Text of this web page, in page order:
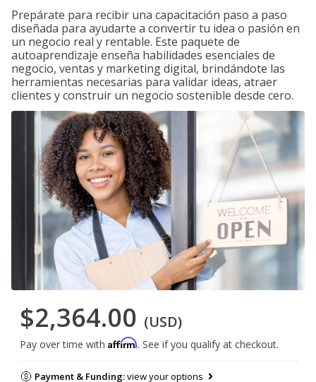
Prepárate para recibir una capacitación paso a paso
diseñada para ayudarte a convertir tu idea o pasión en
un negocio real y rentable. Este paquete de
autoaprendizaje enseña habilidades esenciales de
negocio, ventas y marketing digital, brindándote las
herramientas necesarias para validar ideas, atraer
clientes y construir un negocio sostenible desde cero.
$2,364.00 (USD)
Pay over time with Affirm. See if you qualify at checkout.
Payment & Funding:view your options